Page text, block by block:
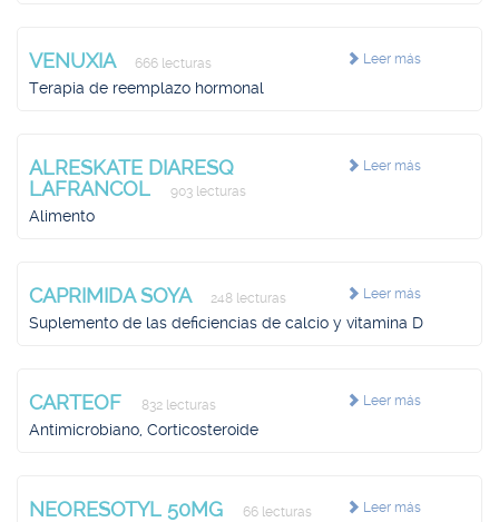
Leer más
VENUXIA 666 lecturas
Terapia de reemplazo hormonal
Leer más
ALRESKATE DIARESQ
LAFRANCOL
903 lecturas
Alimento
Leer más
CAPRIMIDA SOYA 248 lecturas
Suplemento de las deficiencias de calcio y vitamina D
Leer más
CARTEOF 832 lecturas
Antimicrobiano, Corticosteroide
Leer más
NEORESOTYL 50MG 66 lecturas